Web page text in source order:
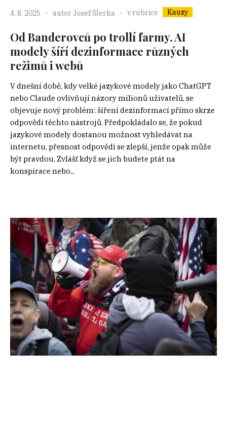
4. 8. 2025 autor Josef Šlerka v rubrice Kauzy
Od Banderovců po trollí farmy. AI
modely šíří dezinformace různých
režimů i webů
V dnešní době, kdy velké jazykové modely jako ChatGPT
nebo Claude ovlivňují názory milionů uživatelů, se
objevuje nový problém: šíření dezinformací přímo skrze
odpovědi těchto nástrojů. Předpokládalo se, že pokud
jazykové modely dostanou možnost vyhledávat na
internetu, přesnost odpovědí se zlepší, jenže opak může
být pravdou. Zvlášť když se jich budete ptát na
konspirace nebo...